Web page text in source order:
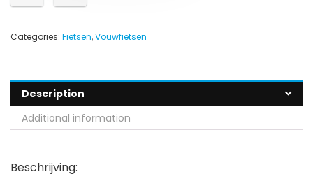
Categories: Fietsen,Vouwfietsen
Description
Additional information
Beschrijving: